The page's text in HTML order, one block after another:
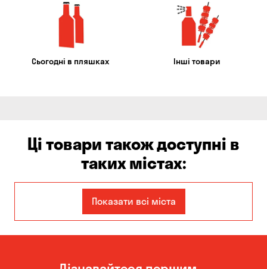
Сьогодні в пляшках Інші товари
Ці товари також доступні в
таких містах:
Єлизаветівка
Авангард Бабурка
Показати всі міста